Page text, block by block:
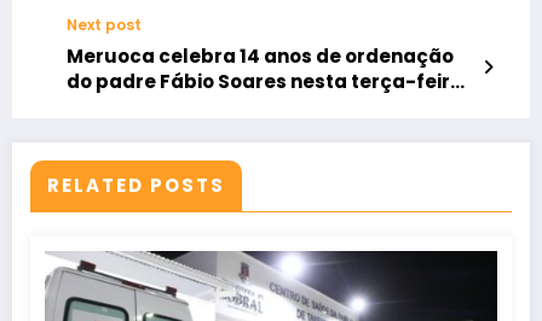
Next post
Meruoca celebra 14 anos de ordenação
do padre Fábio Soares nesta terça-feira
RELATED POSTS